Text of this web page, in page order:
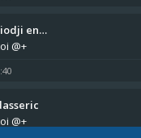
en…
@+
@+